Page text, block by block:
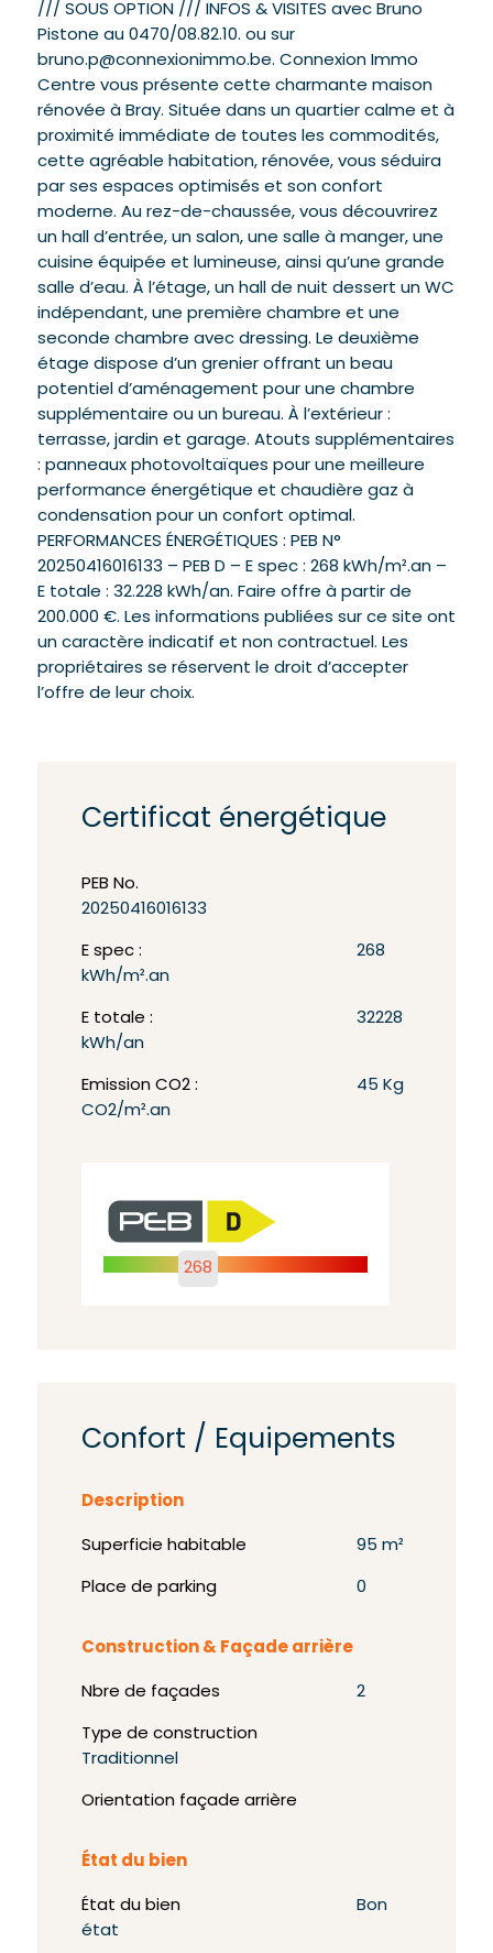
/// SOUS OPTION /// INFOS & VISITES avec Bruno
Pistone au 0470/08.82.10. ou sur
bruno.p@connexionimmo.be. Connexion Immo
Centre vous présente cette charmante maison
rénovée à Bray. Située dans un quartier calme et à
proximité immédiate de toutes les commodités,
cette agréable habitation, rénovée, vous séduira
par ses espaces optimisés et son confort
moderne. Au rez-de-chaussée, vous découvrirez
un hall d’entrée, un salon, une salle à manger, une
cuisine équipée et lumineuse, ainsi qu’une grande
salle d’eau. À l’étage, un hall de nuit dessert un WC
indépendant, une première chambre et une
seconde chambre avec dressing. Le deuxième
étage dispose d’un grenier offrant un beau
potentiel d’aménagement pour une chambre
supplémentaire ou un bureau. À l’extérieur :
terrasse, jardin et garage. Atouts supplémentaires
: panneaux photovoltaïques pour une meilleure
performance énergétique et chaudière gaz à
condensation pour un confort optimal.
PERFORMANCES ÉNERGÉTIQUES : PEB N°
20250416016133 – PEB D – E spec : 268 kWh/m².an –
E totale : 32.228 kWh/an. Faire offre à partir de
200.000 €. Les informations publiées sur ce site ont
un caractère indicatif et non contractuel. Les
propriétaires se réservent le droit d’accepter
l’offre de leur choix.
Certificat énergétique
PEB No.
20250416016133
E spec :
268
kWh/m².an
E totale :
32228
kWh/an
Emission CO2 :
45 Kg
CO2/m².an
268
Confort / Equipements
Description
Superficie habitable 95 m²
Place de parking 0
Construction & Façade arrière
Nbre de façades 2
Type de construction
Traditionnel
Orientation façade arrière
État du bien
État du bien
Bon
état